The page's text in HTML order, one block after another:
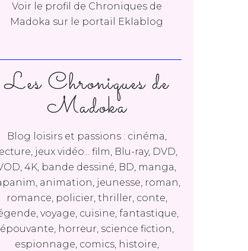
Les Chroniques de
Madoka
Blog loisirs et passions : cinéma,
lecture, jeux vidéo... film, Blu-ray, DVD,
4K, bande dessiné, BD, manga,
animation, jeunesse, roman,
romance, policier, thriller, conte,
voyage, cuisine, fantastique,
épouvante, horreur, science fiction,
espionnage, comics, histoire,
Voir le profil de Chroniques de
Madoka sur le portail Eklablog